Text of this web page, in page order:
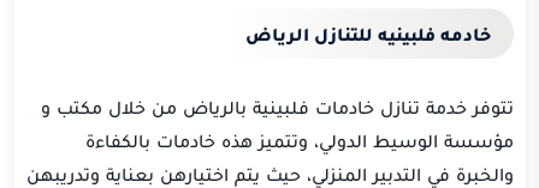
خادمه فلبينيه للتنازل الرياض
تتوفر خدمة تنازل خادمات فلبينية بالرياض من خلال مكتب و
مؤسسة الوسيط الدولي، وتتميز هذه خادمات بالكفاءة
والخبرة في التدبير المنزلي، حيث يتم اختيارهن بعناية وتدريبهن